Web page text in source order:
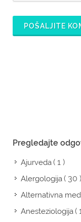
POŠALJITE
Pregledajte
Ajurveda( 1 )
Alergologija( 30 )
Alternativna
Anesteziologija(